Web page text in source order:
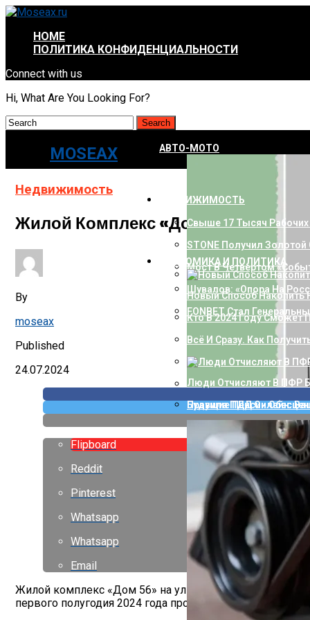
HOME
ПОЛИТИКА КОНФИДЕНЦИАЛЬНОСТИ
Connect with us
Hi, What Are You Looking For?
MOSEAX АВТО-МОТО
Правила ПДД Онлайн:
НЕДВИЖИМОСТЬ
Свыше 17 Тысяч
STONE Получил
Мост В Четвертом
Шувалов: «Опора На
FONBET Стал
ЭКОНОМИКА И ПОЛИТИКА
Новый Способ Накопить
Кто В 2024 Году Сможет
Всё И Сразу. Как
Люди Отчисляют В ПФР
Будущие Пенсии
Недвижимость
Жилой Комплекс «Дом 56» Вошел
By
moseax
Published
24.07.2024
Flipboard
Reddit
Pinterest
Whatsapp
Whatsapp
Email
Жилой комплекс «Дом 56» на улице Фридриха
первого полугодия 2024 года продано более 30%